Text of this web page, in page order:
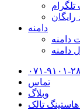
دامنه
دامنه
دامنه
۹۱۰۱-۲۸۲۱
تماس
وبلاگ
تالک